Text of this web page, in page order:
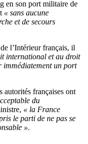
en son port militaire de
« sans aucune
et de secours
l’Intérieur français, il
international et au droit
immédiatement un port
autorités françaises ont
du
« la France
le parti de ne pas se
».